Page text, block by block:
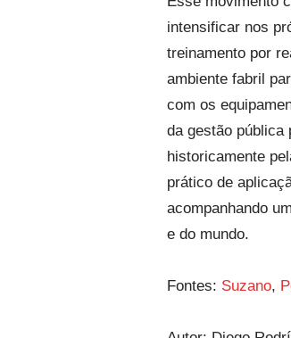
intensificar nos
treinamento por
ambiente fabril
com os
da gestão pública
historicamente
prático de
acompanhando
e do mundo.
Fontes: Suzano,